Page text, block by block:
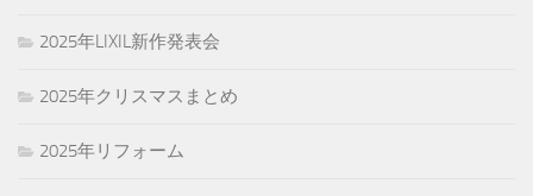
2025年LIXIL新作発表会
2025年クリスマスまとめ
2025年リフォーム